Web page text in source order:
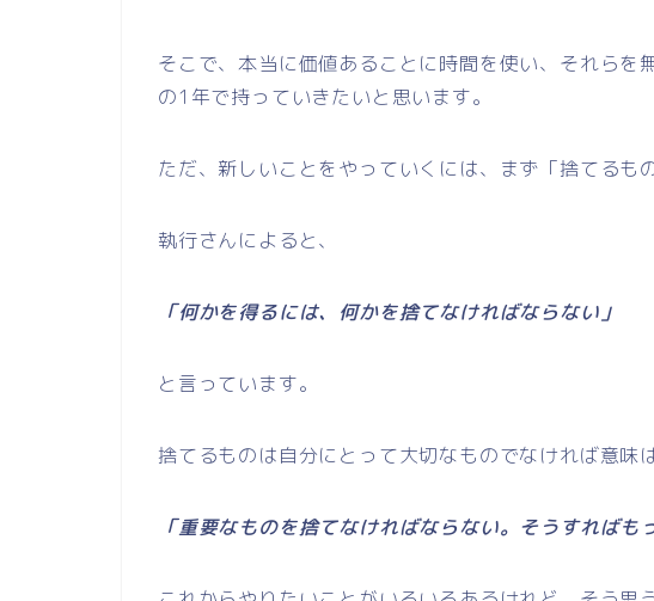
そこで、本当に価値あることに時間を使い、それらを
の1年で持っていきたいと思います。
ただ、新しいことをやっていくには、まず「捨てるも
執行さんによると、
「何かを得るには、何かを捨てなければならない」
と言っています。
捨てるものは自分にとって大切なものでなければ意味
「重要なものを捨てなければならない。そうすればも